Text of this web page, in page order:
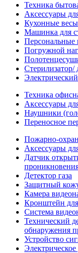
Техника
Аксессуары
Кухонные весы
Машинка для
Персональные
Погружной
Техника
Аксессуары
Наушники
Переносное
Пожарно-
Аксессуары
Датчик
Детектор газа
Защитный
Камера
Кронштейн
Система
Технический
обнаружения
Устройство